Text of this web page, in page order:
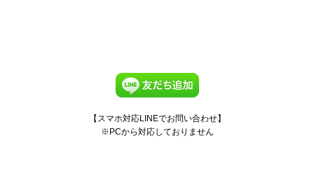
【スマホ対応LINEでお問い合わせ】
※PCから対応しておりません